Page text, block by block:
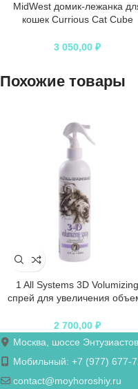
MidWest домик-лежанка
кошек Currious Cat Cube
3 050,00 ₽
Похожие товары
1 All Systems 3D Volumizing
спрей для увеличения
2 700,00 ₽
Москва, шоссе
Мобильный: +7 (977) 677-
contact@moyhoroshiy.ru